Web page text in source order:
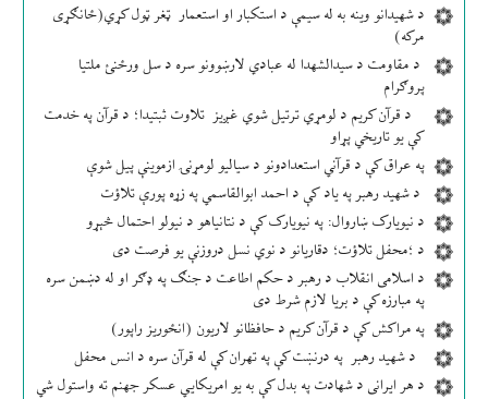
د شهیدانو وینه به له سیمې د استکبار او استعمار ټغر ټول کړي(ځانګړی
مرکه)
د مقاومت د سیدالشهدا له عبادي لارښوونو سره د سل ورځنئ ملتیا
پروګرام
د قرآن کریم د لومړي ترتیل شوي غږیز تلاوت ثبتیدا؛ د قرآن په خدمت
کې یو تاریخي پړاو
په عراق کې د قرآني استعدادونو د سیالیو لومړنۍ ازموینې پیل شوې
د شهید رهبر په یاد کې د احمد ابوالقاسمي په زړه پورې تلاؤت
د نیویارک ښاروال: په نیویارک کې د نتانیاهو د نیولو احتمال څېړو
د ؛محفل تلاؤت؛ دقاریانو د نوي نسل دروزنې یو فرصت دی
د اسلامی انقلاب د رهبر د حکم اطاعت د جنګ په ډګر او له دښمن سره
په مبارزه کې د بریا لازم شرط دی
په مراکش کې د قرآن کریم د حافظانو لاریون (انځوریز راپور)
د شهید رهبر په درنښت کې په تهران کې له قرآن سره د انس محفل
د هر ایرانی د شهادت په بدل کې به یو امریکایي عسکر جهنم ته واستول شي